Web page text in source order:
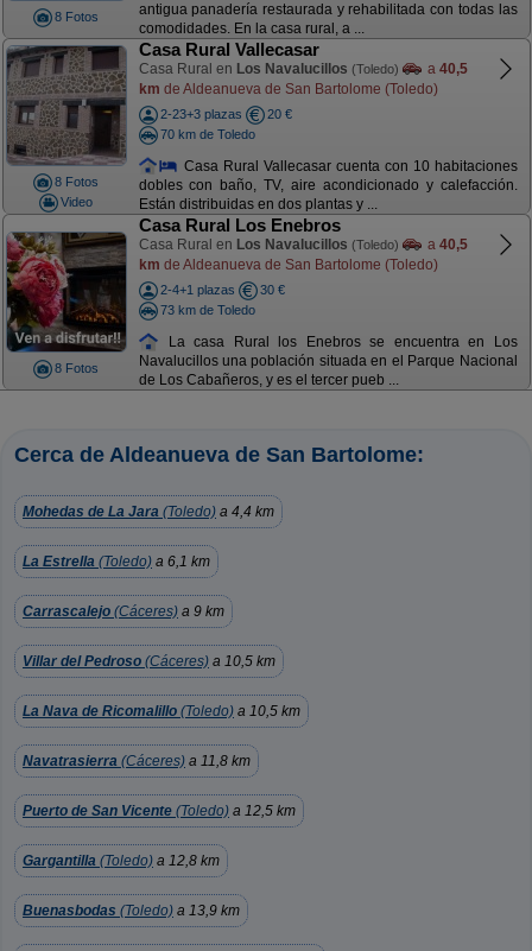
8 Fotos
antigua panadería restaurada y rehabilitada con todas las
comodidades. En la casa rural, a ...
8 Fotos
Video
Casa Rural Vallecasar
Casa Rural en Los Navalucillos (Toledo) a 40,5
km de Aldeanueva de San Bartolome (Toledo)
2-23+3 plazas
20 €
70 km de Toledo
Casa Rural Vallecasar cuenta con 10 habitaciones
dobles con baño, TV, aire acondicionado y calefacción.
Están distribuidas en dos plantas y ...
8 Fotos
Casa Rural Los Enebros
Casa Rural en Los Navalucillos (Toledo) a 40,5
km de Aldeanueva de San Bartolome (Toledo)
2-4+1 plazas
30 €
73 km de Toledo
La casa Rural los Enebros se encuentra en Los
Navalucillos una población situada en el Parque Nacional
de Los Cabañeros, y es el tercer pueb ...
Cerca de Aldeanueva de San Bartolome:
Mohedas de La Jara (Toledo) a 4,4 km
La Estrella (Toledo) a 6,1 km
Carrascalejo (Cáceres) a 9 km
Villar del Pedroso (Cáceres) a 10,5 km
La Nava de Ricomalillo (Toledo) a 10,5 km
Navatrasierra (Cáceres) a 11,8 km
Puerto de San Vicente (Toledo) a 12,5 km
Gargantilla (Toledo) a 12,8 km
Buenasbodas (Toledo) a 13,9 km